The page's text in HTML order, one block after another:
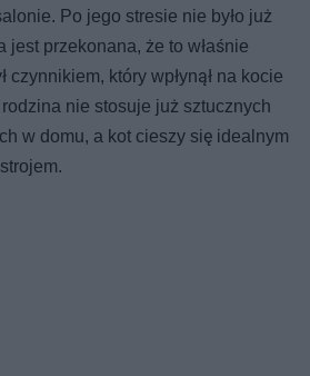
Po jego stresie nie było już
jest przekonana, że to właśnie
czynnikiem, który wpłynął na kocie
nie stosuje już sztucznych
w domu, a kot cieszy się idealnym